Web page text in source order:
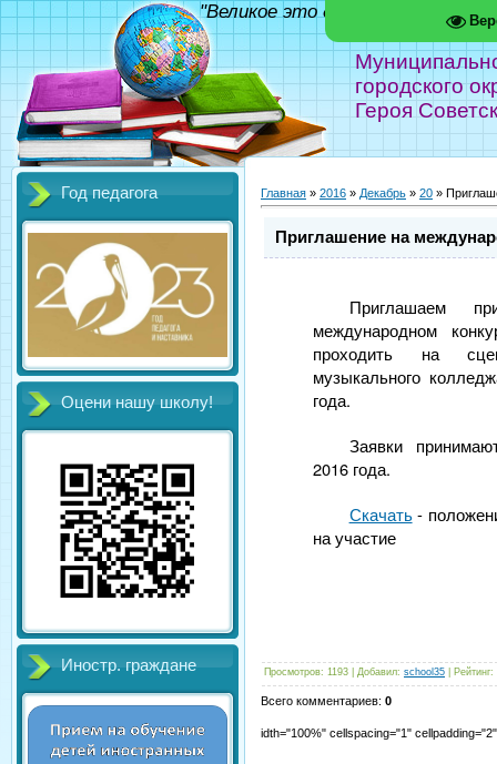
городского
Героя
"Великое это дело - школа!"
Год педагога
Оцени нашу школу!
Иностр. граждане
Главная » 2016 » Декабрь » 20 »
Приглашение на
Приглашаем
международном
проходить на
музыкального
года.
Заявки
2016 года.
Скачать-
на участие
Просмотров: 1193 Добавил: school35 Рейтинг:
Всего комментариев: 0
idth="100%" cellspacing="1"